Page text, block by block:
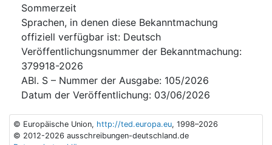
Sommerzeit
Sprachen, in denen diese Bekanntmachung
offiziell verfügbar ist: Deutsch
Veröffentlichungsnummer der Bekanntmachung:
379918-2026
ABl. S – Nummer der Ausgabe: 105/2026
Datum der Veröffentlichung: 03/06/2026
© Europäische Union, http://ted.europa.eu, 1998–2026
© 2012-2026 ausschreibungen-deutschland.de